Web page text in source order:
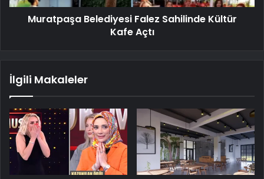
Muratpaşa Belediyesi Falez Sahilinde Kültür
Kafe Açtı
İlgili Makaleler